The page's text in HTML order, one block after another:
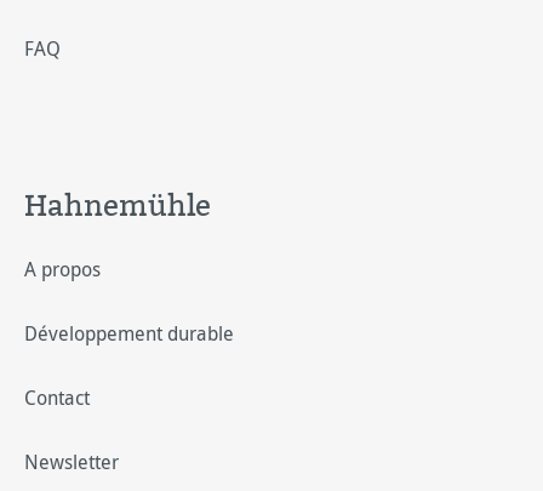
FAQ
Hahnemühle
A propos
Développement durable
Contact
Newsletter